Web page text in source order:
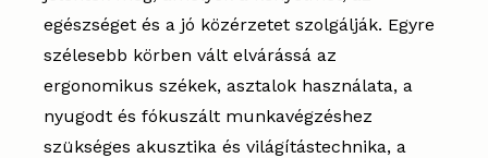
egészséget és a jó közérzetet szolgálják. Egyre
szélesebb körben vált elvárássá az
ergonomikus székek, asztalok használata, a
nyugodt és fókuszált munkavégzéshez
szükséges akusztika és világítástechnika, a